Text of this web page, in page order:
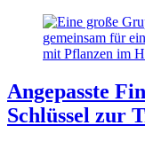
Angepasste
Schlüssel zur